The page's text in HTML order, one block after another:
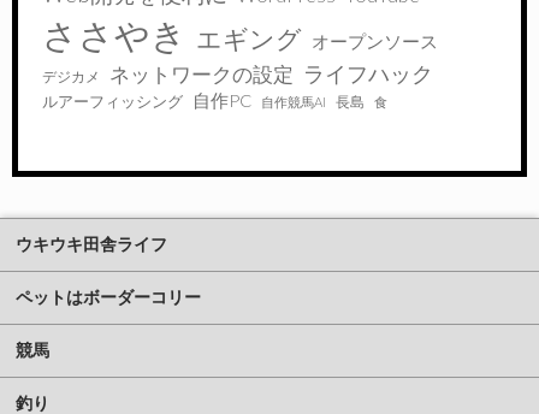
ささやき エギング オープンソース
デジカメ ネットワークの設定 ライフハック
ルアーフィッシング 自作PC 自作競馬AI 長島 食
ウキウキ田舎ライフ
ペットはボーダーコリー
競馬
釣り